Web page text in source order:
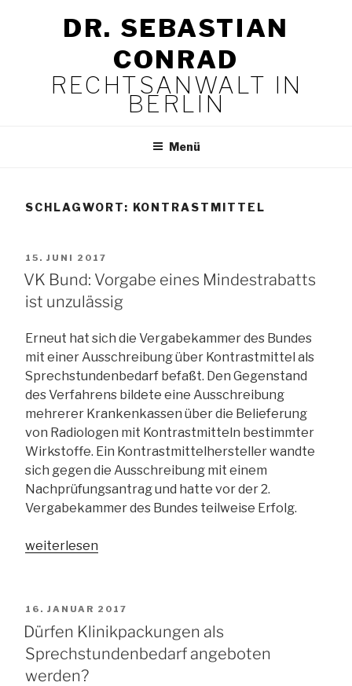
DR. SEBASTIAN
CONRAD
RECHTSANWALT IN
BERLIN
Menü
SCHLAGWORT: KONTRASTMITTEL
VERÖFFENTLICHT
AM
15. JUNI 2017
VK Bund: Vorgabe eines Mindestrabatts
ist unzulässig
Erneut hat sich die Vergabekammer des Bundes
mit einer Ausschreibung über Kontrastmittel als
Sprechstundenbedarf befaßt. Den Gegenstand
des Verfahrens bildete eine Ausschreibung
mehrerer Krankenkassen über die Belieferung
von Radiologen mit Kontrastmitteln bestimmter
Wirkstoffe. Ein Kontrastmittelhersteller wandte
sich gegen die Ausschreibung mit einem
Nachprüfungsantrag und hatte vor der 2.
Vergabekammer des Bundes teilweise Erfolg.
„VK
ist
unzulässig“
weiterlesen
VERÖFFENTLICHT
AM
16. JANUAR 2017
Dürfen Klinikpackungen als
Sprechstundenbedarf angeboten
werden?